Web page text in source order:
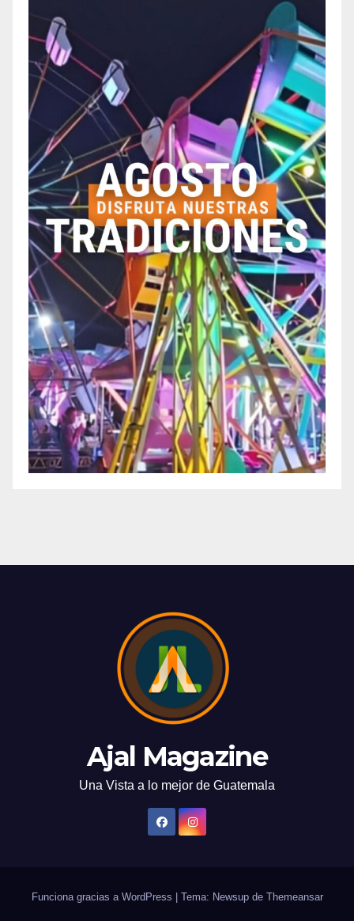
Ajal Magazine
Una Vista a lo mejor de Guatemala
Funciona gracias a WordPress | Tema: Newsup de Themeansar